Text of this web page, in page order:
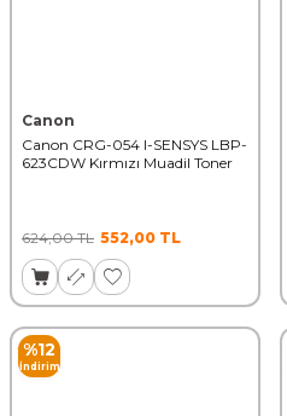
Canon
Canon CRG-054 I-SENSYS LBP-
623CDW Kırmızı Muadil Toner
624,00TL 552,00 TL
%12
İndirim